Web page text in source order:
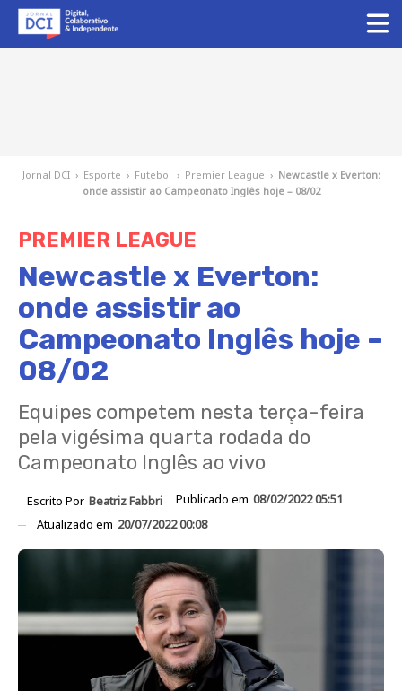
Jornal DCI › Esporte › Futebol › Premier League › Newcastle x Everton:
onde assistir ao Campeonato Inglês hoje – 08/02
PREMIER LEAGUE
Newcastle x Everton:
onde assistir ao
Campeonato Inglês hoje –
08/02
Equipes competem nesta terça-feira
pela vigésima quarta rodada do
Campeonato Inglês ao vivo
Escrito Por Beatriz Fabbri Publicado em 08/02/2022 05:51
Atualizado em 20/07/2022 00:08